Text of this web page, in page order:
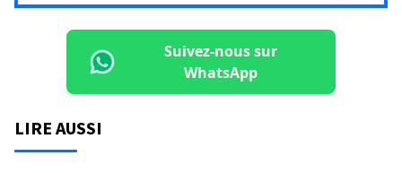
Suivez-nous sur
WhatsApp
LIRE AUSSI